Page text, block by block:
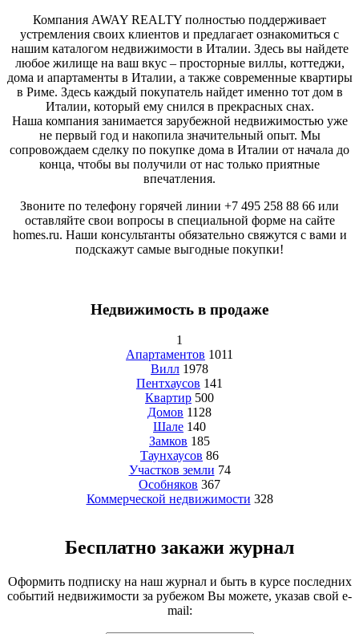
Компания AWAY REALTY полностью поддерживает
устремления своих клиентов и предлагает ознакомиться с
нашим каталогом недвижимости в Италии. Здесь вы найдете
любое жилище на ваш вкус – просторные виллы, коттеджи,
дома и апартаменты в Италии, а также современные квартиры
в Риме. Здесь каждый покупатель найдет именно тот дом в
Италии, который ему снился в прекрасных снах.
Наша компания занимается зарубежной недвижимостью уже
не первый год и накопила значительный опыт. Мы
сопровождаем сделку по покупке дома в Италии от начала до
конца, чтобы вы получили от нас только приятные
впечатления.
Звоните по телефону горячей линии +7 495 258 88 66 или
оставляйте свои вопросы в специальной форме на сайте
homes.ru. Наши консультанты обязательно свяжутся с вами и
подскажут самые выгодные покупки!
Недвижимость в продаже
1
Апартаментов 1011
Вилл 1978
Пентхаусов 141
Квартир 500
Домов 1128
Шале 140
Замков 185
Таунхаусов 86
Участков земли 74
Особняков 367
Коммерческой недвижимости 328
Бесплатно закажи журнал
Оформить подписку на наш журнал и быть в курсе последних
событий недвижимости за рубежом Вы можете, указав свой e-
mail: